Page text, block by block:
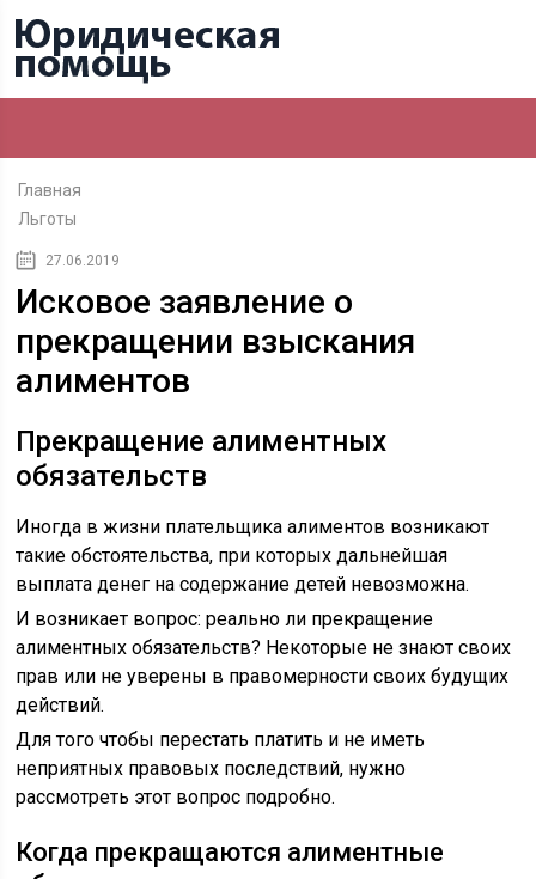
Главная
Льготы
27.06.2019
Исковое заявление о
прекращении взыскания
алиментов
Прекращение алиментных
обязательств
Иногда в жизни плательщика алиментов возникают
такие обстоятельства, при которых дальнейшая
выплата денег на содержание детей невозможна.
И возникает вопрос: реально ли прекращение
алиментных обязательств? Некоторые не знают своих
прав или не уверены в правомерности своих будущих
действий.
Для того чтобы перестать платить и не иметь
неприятных правовых последствий, нужно
рассмотреть этот вопрос подробно.
Когда прекращаются алиментные